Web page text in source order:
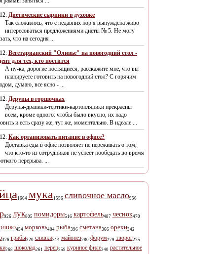
Диетические сырники в духовке
Так сложилось, что с недавних пор я вынуждена живо
интересоваться предложениями диеты № 5. Не могу
что на сегодня ...
Вегетарианский "Оливье" на новогодний стол -
для тех, кто постится
А ну-ка, дорогие постящиеся, расскажите мне, что вы
планируете готовить на новогодний стол? С горячим
думаю, все ясно - ...
Деруны в горшочках
Деруны-драники-тертики-картопляники прекрасны
всем, кроме одного: чтобы было вкусно, их надо
и есть сразу же, тут же, моментально. В идеале ...
Как организовать питание в офисе?
Доставка еды в офис позволяет не переживать о том,
что кто-то из сотрудников не успеет пообедать во время
перерыва. ...
1664 мука1556 сливочное масло956
926 лук805 помидоры516 картофель487 чеснок470
454 морковь404 рыба396 сметана366 орехи342
326 грибы320 сливки314 майонез280 форум279 творог275
268 шоколад261 перец259 куриное филе240 растительное